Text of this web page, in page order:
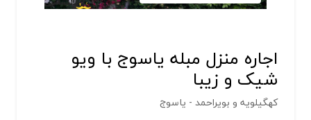
اجاره منزل مبله یاسوج با ویو
شیک و زیبا
کهگیلویه و بویراحمد - یاسوج